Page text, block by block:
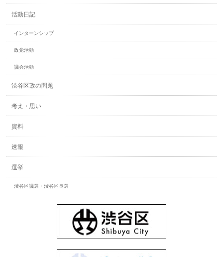
活動日記
インターンシップ
政党活動
議会活動
渋谷区政の問題
考え・思い
資料
速報
選挙
渋谷区議選・渋谷区長選